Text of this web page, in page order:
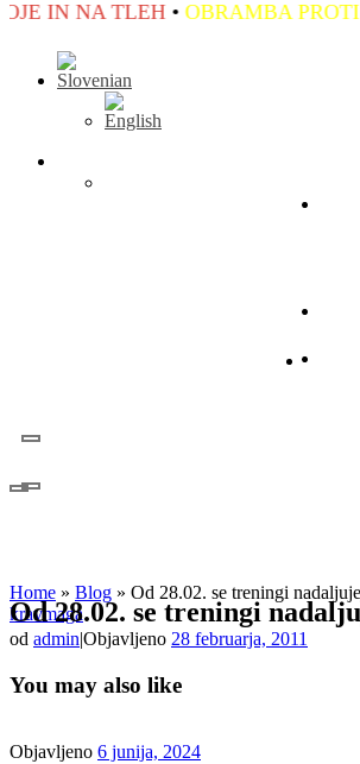
PROTI VEČIM NAPADALCEM
Home » Blog » Od 28.02. se treningi
kravmaga
Od 28.02. se treningi
od admin|Objavljeno 28 februarja, 2011
You may also like
Objavljeno 6 junija, 2024